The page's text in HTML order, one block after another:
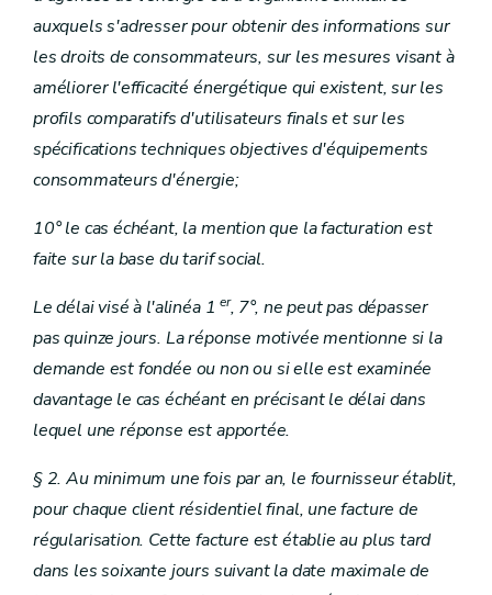
auxquels s'adresser pour obtenir des informations sur
les droits de consommateurs, sur les mesures visant à
améliorer l'efficacité énergétique qui existent, sur les
profils comparatifs d'utilisateurs finals et sur les
spécifications techniques objectives d'équipements
consommateurs d'énergie;
10° le cas échéant, la mention que la facturation est
faite sur la base du tarif social.
Le délai visé à l'alinéa 1er, 7°, ne peut pas dépasser
pas quinze jours. La réponse motivée mentionne si la
demande est fondée ou non ou si elle est examinée
davantage le cas échéant en précisant le délai dans
lequel une réponse est apportée.
§ 2. Au minimum une fois par an, le fournisseur établit,
pour chaque client résidentiel final, une facture de
régularisation. Cette facture est établie au plus tard
dans les soixante jours suivant la date maximale de